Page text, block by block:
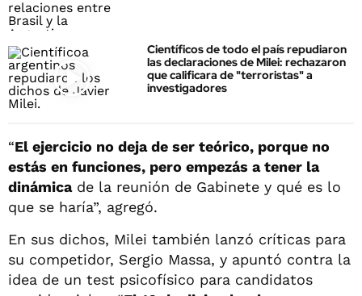
Científicos de todo el país repudiaron
las declaraciones de Milei: rechazaron
que calificara de "terroristas" a
investigadores
“El ejercicio no deja de ser teórico, porque no
estás en funciones, pero empezás a tener la
dinámicade la reunión de Gabinete y qué es lo
que se haría”, agregó.
En sus dichos, Milei también lanzó críticas para
su competidor, Sergio Massa, y apuntó contra la
idea de un test psicofísico para candidatos